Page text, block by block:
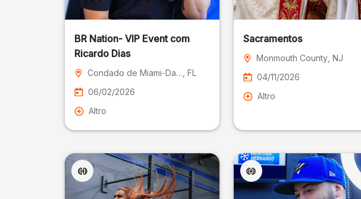
BR Nation- VIP Event com
Ricardo Dias
Condado de Miami-Dade , FL
06/02/2026
Altro
Sacramentos
Monmouth County, NJ
04/11/2026
Altro